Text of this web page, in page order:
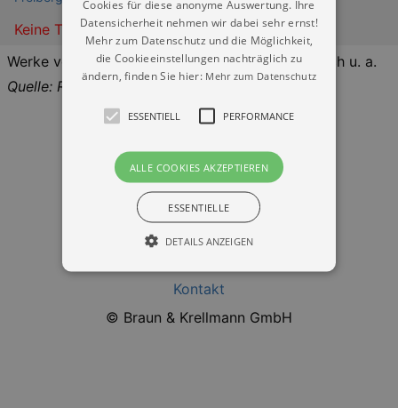
Keine Termine
Werke von G. Frescobaldi, P. Hindemith, J. S. Bach u. a.
Quelle: Reservix
Datenschutz
Kontakt
© Braun & Krellmann GmbH
Cookies für diese anonyme Auswertung. Ihre
Datensicherheit nehmen wir dabei sehr ernst!
Mehr zum Datenschutz und die Möglichkeit,
die Cookieeinstellungen nachträglich zu
ändern, finden Sie hier: Mehr zum Datenschutz
ESSENTIELL PERFORMANCE
ALLE COOKIES AKZEPTIEREN
ESSENTIELLE
DETAILS ANZEIGEN